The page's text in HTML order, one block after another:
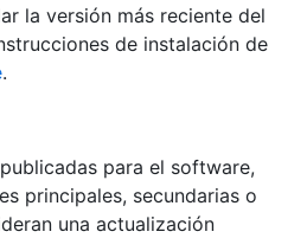
la versión más reciente del
de instalación de
.
para el software,
principales, secundarias o
una actualización